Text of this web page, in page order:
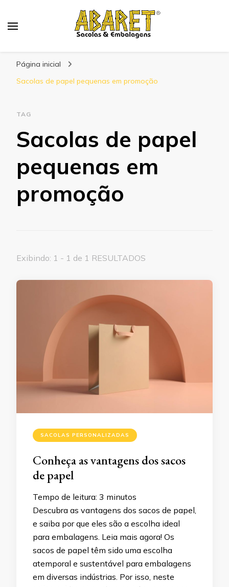
Página inicial
Sacolas de papel pequenas em promoção
TAG
Sacolas de papel
pequenas em
promoção
Exibindo: 1 - 1 de 1 RESULTADOS
SACOLAS PERSONALIZADAS
Conheça as vantagens dos sacos
de papel
Tempo de leitura: 3 minutos
Descubra as vantagens dos sacos de papel,
e saiba por que eles são a escolha ideal
para embalagens. Leia mais agora! Os
sacos de papel têm sido uma escolha
atemporal e sustentável para embalagens
em diversas indústrias. Por isso, neste